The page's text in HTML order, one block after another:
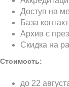
Доступ на
База
Архив с
Скидка на
Стоимость:
до 22